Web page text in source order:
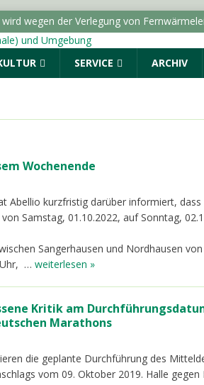
wegen der Verlegung von
- HALLE (SAALE) & UMGEBUNG
vom Donnerstag, 06.08.2026
und beraubt
SERVICE ARCHIV
Wochenende
Abellio kurzfristig darüber informiert, dass
Samstag, 01.10.2022, auf Sonntag,
Sangerhausen und Nordhausen von
Uhr, … weiterlesen »
Kritik am
Marathons
die geplante Durchführung des
vom 09. Oktober 2019. Halle gegen